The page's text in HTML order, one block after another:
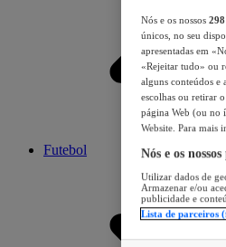
Futebol
Nós e os nossos 298
únicos, no seu
apresentadas em
«Rejeitar tudo» ou
alguns conteúdos e
escolhas ou retirar
página Web (ou no
Website. Para mais
Nós e os
Utilizar dados de
Armazenar e/ou
publicidade e
Lista de parceiros